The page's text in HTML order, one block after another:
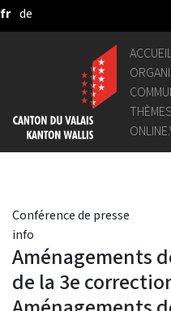
Saut au contenu principal
fr de
THÈMES
Conférence de presse
info
Aménagements
de la 3e